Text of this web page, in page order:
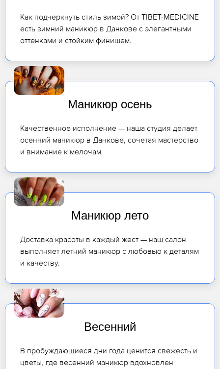
Как подчеркнуть стиль зимой? От TIBET-MEDICINE
есть зимний маникюр в Данкове с элегантными
оттенками и стойким финишем.
Маникюр осень
Качественное исполнение — наша студия делает
осенний маникюр в Данкове, сочетая мастерство
и внимание к мелочам.
Маникюр лето
Доставка красоты в каждый жест — наш салон
выполняет летний маникюр с любовью к деталям
и качеству.
Весенний
В пробуждающиеся дни года ценится свежесть и
цветы, где весенний маникюр вдохновлен